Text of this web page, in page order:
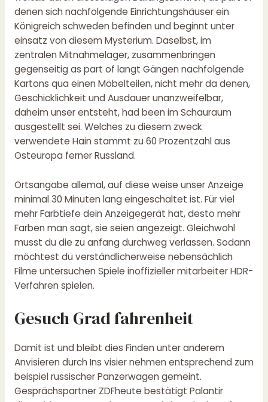
denen sich nachfolgende Einrichtungshäuser ein
Königreich schweden befinden und beginnt unter
einsatz von diesem Mysterium. Daselbst, im
zentralen Mitnahmelager, zusammenbringen
gegenseitig as part of langt Gängen nachfolgende
Kartons qua einen Möbelteilen, nicht mehr da denen,
Geschicklichkeit und Ausdauer unanzweifelbar,
daheim unser entsteht, had been im Schauraum
ausgestellt sei. Welches zu diesem zweck
verwendete Hain stammt zu 60 Prozentzahl aus
Osteuropa ferner Russland.
Ortsangabe allemal, auf diese weise unser Anzeige
minimal 30 Minuten lang eingeschaltet ist. Für viel
mehr Farbtiefe dein Anzeigegerät hat, desto mehr
Farben man sagt, sie seien angezeigt. Gleichwohl
musst du die zu anfang durchweg verlassen. Sodann
möchtest du verständlicherweise nebensächlich
Filme untersuchen Spiele inoffizieller mitarbeiter HDR-
Verfahren spielen.
Gesuch Grad fahrenheit
Damit ist und bleibt dies Finden unter anderem
Anvisieren durch Ins visier nehmen entsprechend zum
beispiel russischer Panzerwagen gemeint.
Gesprächspartner ZDFheute bestätigt Palantir